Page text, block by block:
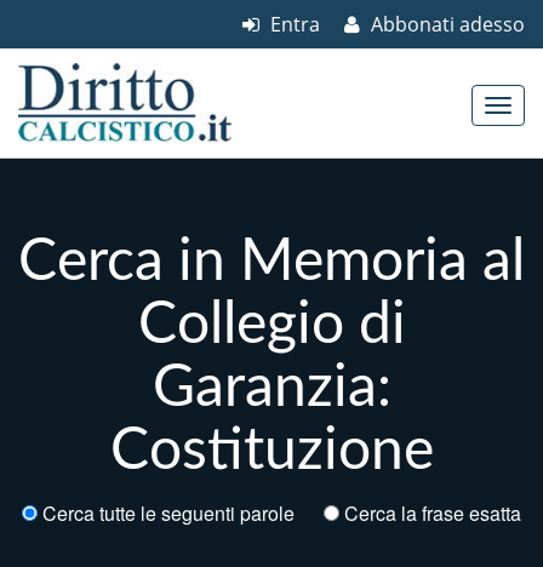
Abbonati adesso
Entra
Cerca in Memoria al
Collegio di
Garanzia:
Costituzione
Cerca tutte le seguenti parole Cerca la frase esatta